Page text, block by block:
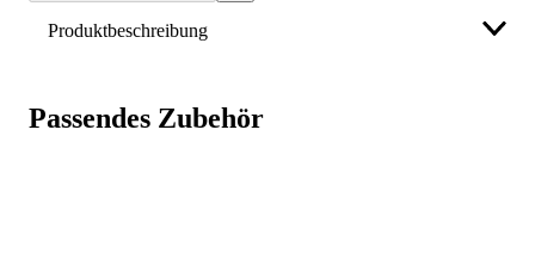
Produktbeschreibung
Passendes Zubehör